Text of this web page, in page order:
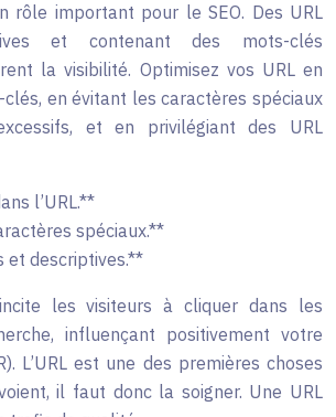
rôle important pour le SEO. Des URL
et contenant des mots-clés
la visibilité. Optimisez vos URL en
en évitant les caractères spéciaux
et en privilégiant des URL
l’URL.**
spéciaux.**
et descriptives.**
les visiteurs à cliquer dans les
influençant positivement votre
L’URL est une des premières choses
il faut donc la soigner. Une URL